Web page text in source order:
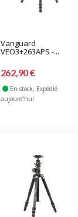
Vanguard
VEO3+263APS -...
262,90 €
En stock, Expédié
aujourd'hui